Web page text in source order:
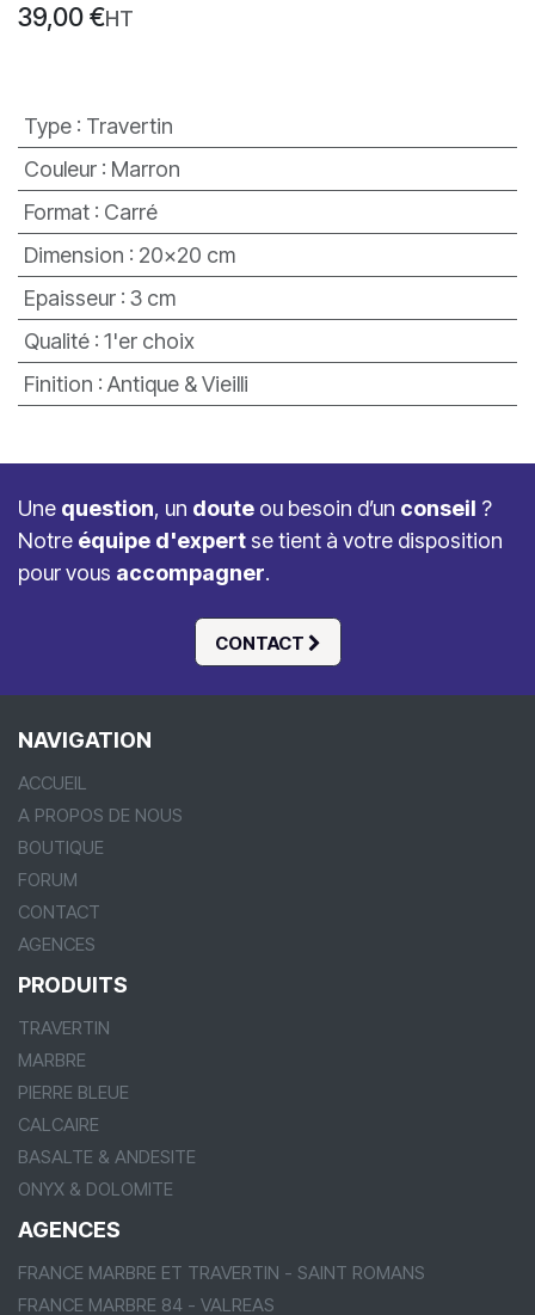
39,00 €HT
Type: Travertin
Couleur: Marron
Format: Carré
Dimension : 20x20 cm
Epaisseur: 3 cm
Qualité: 1'er choix
Finition : Antique & Vieilli
CONTACT
Une question, un doute ou besoin d’un conseil ?
Notre équipe d'expert se tient à votre disposition
pour vous accompagner.
NAVIGATION
ACCUEIL
A PROPOS DE NOUS
BOUTIQUE
FORUM
CONTACT
AGENCES
PRODUITS
TRAVERTIN
MARBRE
PIERRE BLEUE
CALCAIRE
BASALTE & ANDESITE
ONYX & DOLOMITE
AGENCES
FRANCE MARBRE ET TRAVERTIN - SAINT ROMANS
FRANCE MARBRE 84 - VALREAS